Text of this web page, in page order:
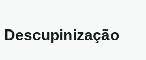
Descupinização